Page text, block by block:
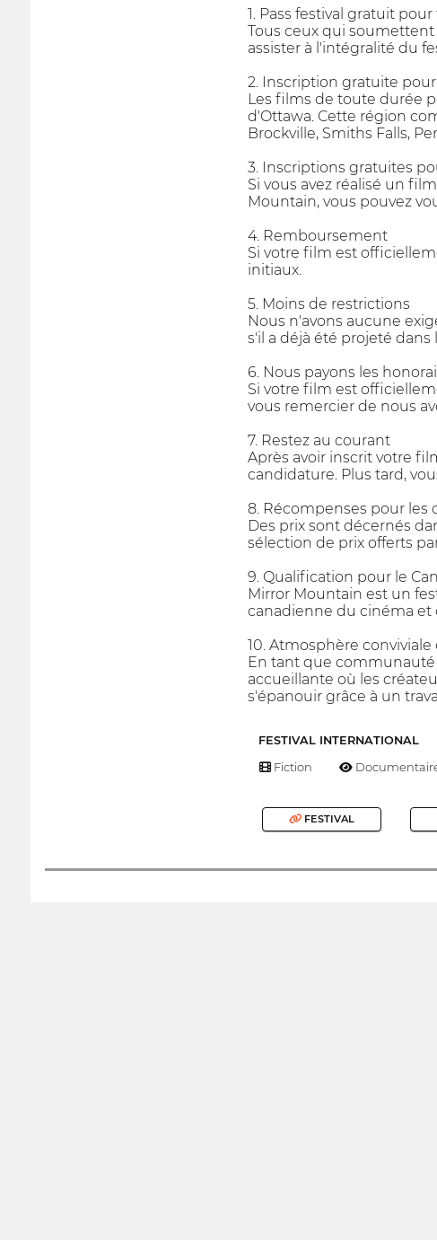
1. Pass festival gratuit
Tous ceux qui
assister à l'intégralité du
2. Inscription gratuite
Les films de toute durée
d'Ottawa. Cette région
Brockville, Smiths Falls,
3. Inscriptions gratuites
Si vous avez réalisé un
Mountain, vous pouvez
4. Remboursement
Si votre film est
initiaux.
5. Moins de restrictions
Nous n'avons aucune
s'il a déjà été projeté
6. Nous payons les
Si votre film est
vous remercier de nous
7. Restez au courant
Après avoir inscrit votre
candidature. Plus tard,
8. Récompenses pour les
Des prix sont décernés
sélection de prix offerts
9. Qualification pour le
Mirror Mountain est un
canadienne du cinéma et
10. Atmosphère
En tant que
accueillante où les
s'épanouir grâce à un
FESTIVAL INTERNATIONAL
Fiction
FESTIVAL